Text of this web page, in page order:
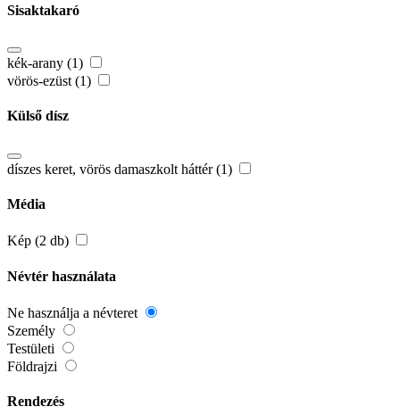
Sisaktakaró
kék-arany (1)
vörös-ezüst (1)
Külső dísz
díszes keret, vörös damaszkolt háttér (1)
Média
Kép (2 db)
Névtér használata
Ne használja a névteret
Személy
Testületi
Földrajzi
Rendezés